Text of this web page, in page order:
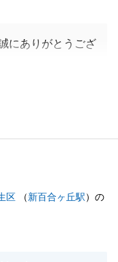
にありがとうござ
らない事が多々あ
ただきました。
だく事が出来まし
ございましたらお
。
区 （新百合ヶ丘駅）の